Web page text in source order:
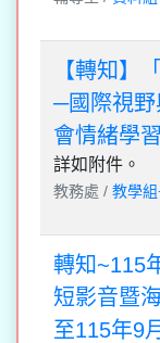
【轉知】
─國際視野
會情緒學
詳如附件。
教務處 / 教學
轉知~115
短影音暨
至115年9